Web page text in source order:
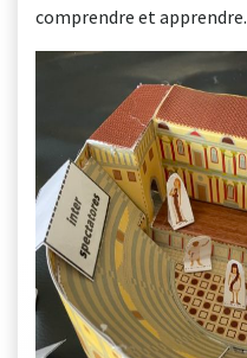
comprendre et apprendre.